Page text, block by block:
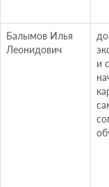
Балымов Илья
Леонидович
и